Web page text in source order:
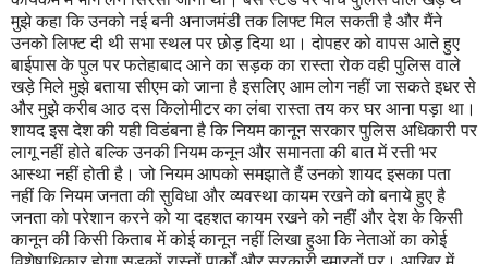
मुझे कहा कि उनको नई बनी अनाजमंडी तक लिफ्ट मिल सकती है और मैंने
उनको लिफ्ट दी थी सभा स्थल पर छोड़ दिया था। दोपहर को वापस आते हुए
बाईपास के पुल पर फतेहाबाद आने का सड़क का रास्ता रोक वही पुलिस वाले
खड़े मिले मुझे बताया सीएम को जाना है इसलिए आम लोग नहीं जा सकते इधर से
और मुझे करीब आठ दस किलोमीटर का लंबा रास्ता तय कर घर आना पड़ा था।
शायद इस देश की यही विडंबना है कि नियम कानून सरकार पुलिस अधिकारी पर
लागू नहीं होते बल्कि उनकी नियम कनून और समानता की बात में रत्ती भर
आस्था नहीं होती है। जो नियम आपको समझाते हैं उनको शायद इसका पता
नहीं कि नियम जनता की सुविधा और व्यवस्था कायम रखने को बनाये हुए है
जनता को परेशान करने को या दहशत कायम रखने को नहीं और देश के किसी
कानून की किसी किताब में कोई कानून नहीं लिखा हुआ कि नेताओं का कोई